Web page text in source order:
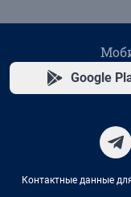
Google
Контактные данные